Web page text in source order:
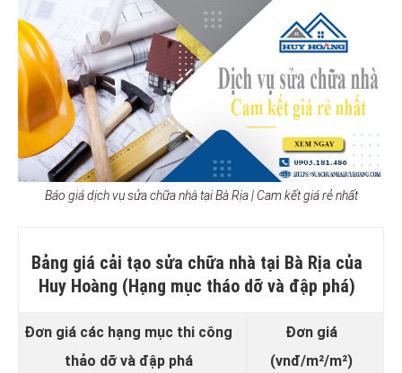
Báo giá dịch vụ sửa chữa nhà tại Bà Rịa | Cam kết giá rẻ nhất
Bảng giá cải tạo sửa chữa nhà tại Bà Rịa của
Huy Hoàng (Hạng mục tháo dỡ và đập phá)
Đơn giá các hạng mục thi công
thảo dỡ và đập phá
Đơn giá
(vnđ/m²/m²)